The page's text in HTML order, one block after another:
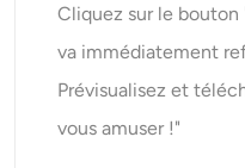
Cliquez sur le
va immédiatement
Prévisualisez et
vous amuser !"